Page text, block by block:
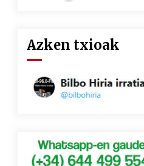
Azken txioak